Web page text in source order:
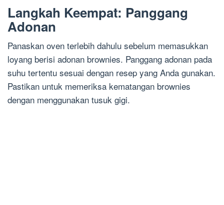
Langkah Keempat: Panggang
Adonan
Panaskan oven terlebih dahulu sebelum memasukkan
loyang berisi adonan brownies. Panggang adonan pada
suhu tertentu sesuai dengan resep yang Anda gunakan.
Pastikan untuk memeriksa kematangan brownies
dengan menggunakan tusuk gigi.